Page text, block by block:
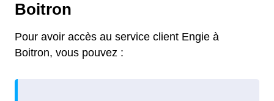
Boitron
Pour avoir accès au service client Engie à
Boitron, vous pouvez :